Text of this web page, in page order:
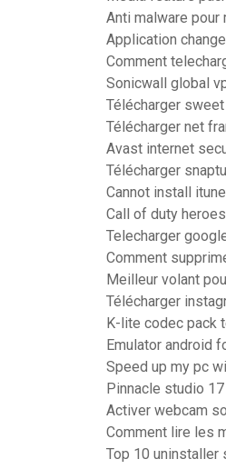
Anti malware pour
Application
Comment
Sonicwall global
Télécharger
Télécharger net
Avast internet
Télécharger
Cannot install
Call of duty
Telecharger
Comment
Meilleur volant
Télécharger
K-lite codec pack
Emulator android
Speed up my pc
Pinnacle studio
Activer webcam
Comment lire les
Top 10 uninstaller